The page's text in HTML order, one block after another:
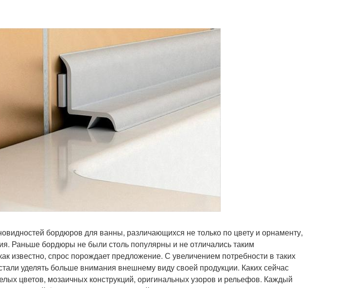
бордюров для ванны, различающихся не только по цвету и орнаменту,
Раньше бордюры не были столь популярны и не отличались таким
известно, спрос порождает предложение. С увеличением потребности в таких
уделять больше внимания внешнему виду своей продукции. Каких сейчас
цветов, мозаичных конструкций, оригинальных узоров и рельефов. Каждый